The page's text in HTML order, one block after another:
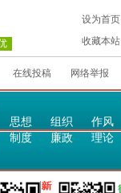
设为首页
收藏本站
在线投稿 网络举报
思想 组织
作风
制度
廉政 理论